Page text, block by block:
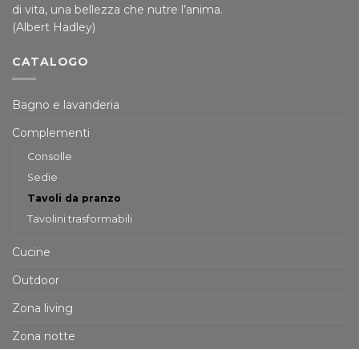
di vita, una bellezza che nutre l’anima.
(Albert Hadley)
CATALOGO
Bagno e lavanderia
Complementi
Consolle
Sedie
Tavoli da pranzo
Tavolini trasformabili
Cucine
Outdoor
Zona living
Zona notte